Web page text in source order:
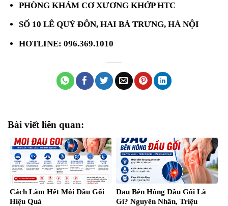
PHÒNG KHÁM CƠ XƯƠNG KHỚP HTC
SỐ 10 LÊ QUÝ ĐÔN, HAI BÀ TRƯNG, HÀ NỘI
HOTLINE: 096.369.1010
Bài viết liên quan:
Cách Làm Hết Mỏi Đầu Gối
Hiệu Quả
Đau Bên Hông Đầu Gối Là
Gì? Nguyên Nhân, Triệu